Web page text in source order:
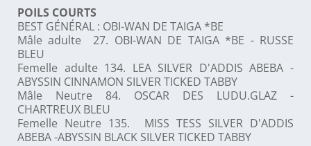
POILS COURTS
BEST GÉNÉRAL : OBI-WAN DE TAIGA *BE
Mâle adulte 27. OBI-WAN DE TAIGA *BE - RUSSE
BLEU
Femelle adulte 134. LEA SILVER D'ADDIS ABEBA -
ABYSSIN CINNAMON SILVER TICKED TABBY
Mâle Neutre 84. OSCAR DES LUDU.GLAZ -
CHARTREUX BLEU
Femelle Neutre 135. MISS TESS SILVER D'ADDIS
ABEBA -ABYSSIN BLACK SILVER TICKED TABBY